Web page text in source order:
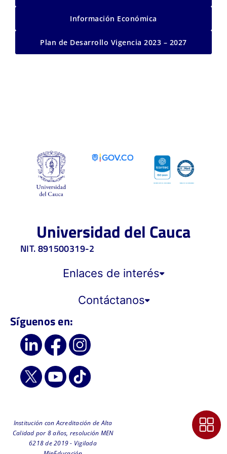
Información Económica
Plan de Desarrollo Vigencia 2023 – 2027
Universidad del Cauca
NIT. 891500319-2
Enlaces de interés
Contáctanos
Síguenos en:
Institución con Acreditación de Alta
Calidad por 8 años, resolución MEN
6218 de 2019 - Vigilada